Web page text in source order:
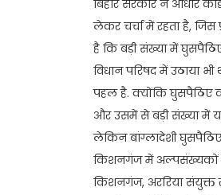
बिहार सरकार ने आधार
लेकर चर्चा में रहता है, जिस
है कि बड़ी संख्या में
विधान परिषद में उठाया
पहल है. क्योंकि घुसपैठिए
और उसमें से बड़ी संख्या में
लेकिन बांग्लादेशी
किशनगंज में अल्पसंख्यकों
किशनगंज, अररिया संयुक्त